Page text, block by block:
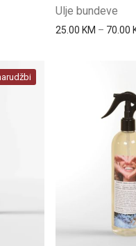
range: 30.00 KM through
Ulje bundeve
25.00 KM – 70.00